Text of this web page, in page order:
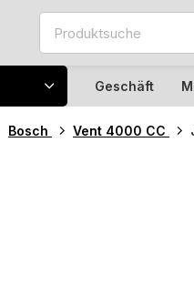
Geschäft
Bosch Vent 4000 CC